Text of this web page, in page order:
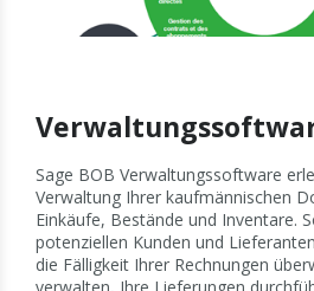
Sage BOB Verwaltungssoftware
Verwaltung Ihrer kaufmännischen
Einkäufe, Bestände und Inventare.
potenziellen Kunden und
die Fälligkeit Ihrer Rechnungen